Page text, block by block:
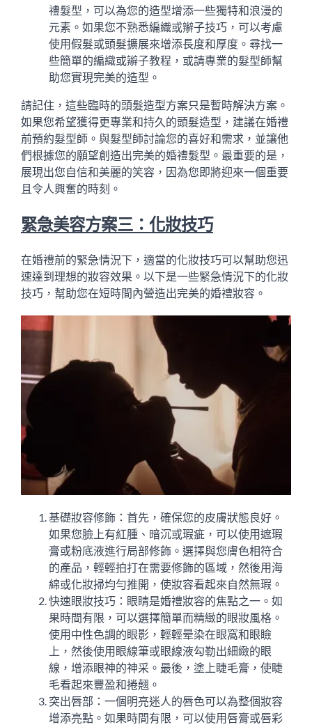
禮髮型，可以為您的造型增添一些獨特和浪漫的
元素。如果您不熟悉編織或辮子技巧，可以考慮
使用假髮或頭髮擴展來增添長度和厚度。尋找一
些簡單的編織或辮子教程，或請專業的髮型師幫
助您實現完美的造型。
請記住，這些臨時的頭髮造型方案只是暫時解決方案。
如果您希望獲得更專業和持久的頭髮造型，建議在婚禮
前預約髮型師。與髮型師討論您的喜好和需求，並讓他
們根據您的願望創造出完美的婚禮髮型。最重要的是，
展現出您自信和美麗的笑容，因為您即將迎來一個重要
且令人興奮的時刻。
緊急美容方案三：化妝技巧
在婚禮前的緊急情況下，適當的化妝技巧可以幫助您迅
速達到理想的妝容效果。以下是一些緊急情況下的化妝
技巧，幫助您在短時間內營造出完美的婚禮妝容。
基礎妝容修飾：首先，確保您的皮膚狀態良好。
如果您臉上有紅腫、暗沉或瑕疵，可以使用遮瑕
膏或粉底液進行局部修飾。選擇與您膚色相符合
的產品，輕輕拍打在需要修飾的區域，然後用海
綿或化妝掃均勻推開，使妝容看起來自然無瑕。
快速眼妝技巧：眼睛是婚禮妝容的焦點之一。如
果時間有限，可以選擇簡單而精緻的眼妝風格。
使用中性色調的眼影，輕輕晕染在眼窩和眼瞼
上，然後使用眼線筆或眼線液勾勒出細緻的眼
線，增添眼神的神采。最後，塗上睫毛膏，使睫
毛看起來豐盈和捲翹。
突出唇部：一個明亮迷人的唇色可以為整個妝容
增添亮點。如果時間有限，可以使用唇膏或唇彩